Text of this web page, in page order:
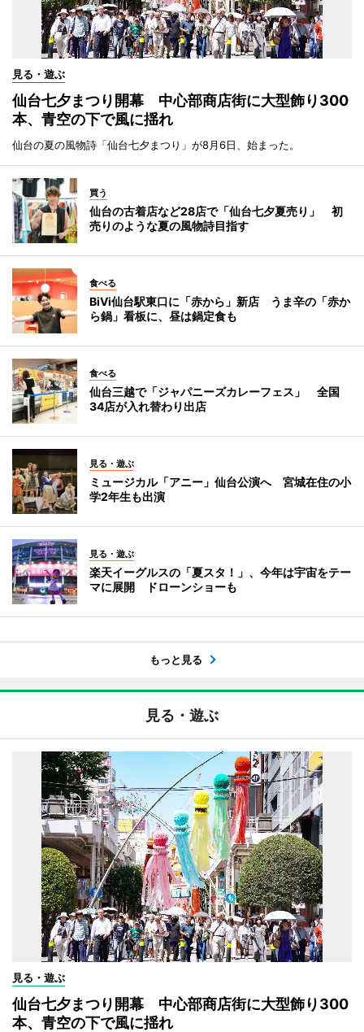
見る・遊ぶ
仙台七夕まつり開幕 中心部商店街に大型飾り300
本、青空の下で風に揺れ
仙台の夏の風物詩「仙台七夕まつり」が8月6日、始まった。
買う
仙台の古着店など28店で「仙台七夕夏売り」 初
売りのような夏の風物詩目指す
食べる
BiVi仙台駅東口に「赤から」新店 うま辛の「赤か
ら鍋」看板に、昼は鍋定食も
食べる
仙台三越で「ジャパニーズカレーフェス」 全国
34店が入れ替わり出店
見る・遊ぶ
ミュージカル「アニー」仙台公演へ 宮城在住の小
学2年生も出演
見る・遊ぶ
楽天イーグルスの「夏スタ！」、今年は宇宙をテー
マに展開 ドローンショーも
もっと見る
見る・遊ぶ
見る・遊ぶ
仙台七夕まつり開幕 中心部商店街に大型飾り300
本、青空の下で風に揺れ